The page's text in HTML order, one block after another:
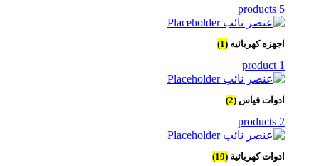
5 products
اجهزه كهربائيه (1)
1 product
ادوات قياس (2)
2 products
ادوات كهربائية (19)